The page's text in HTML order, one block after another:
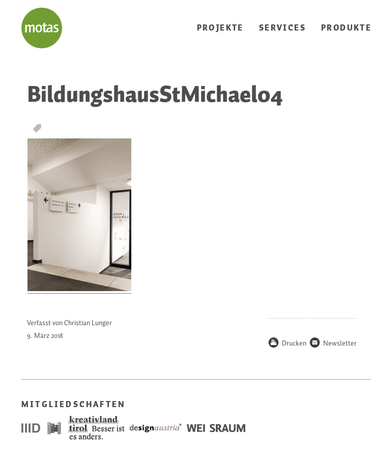
PROJEKTE SERVICES PRODUKTE
BildungshausStMichael04
T
Verfasst von Christian Lunger
9. März2018 P Drucken n Newsletter
MITGLIEDSCHAFTEN